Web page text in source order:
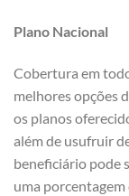
Plano Nacional
Cobertura em
melhores opções
os planos
além de usufruir
beneficiário pode
uma